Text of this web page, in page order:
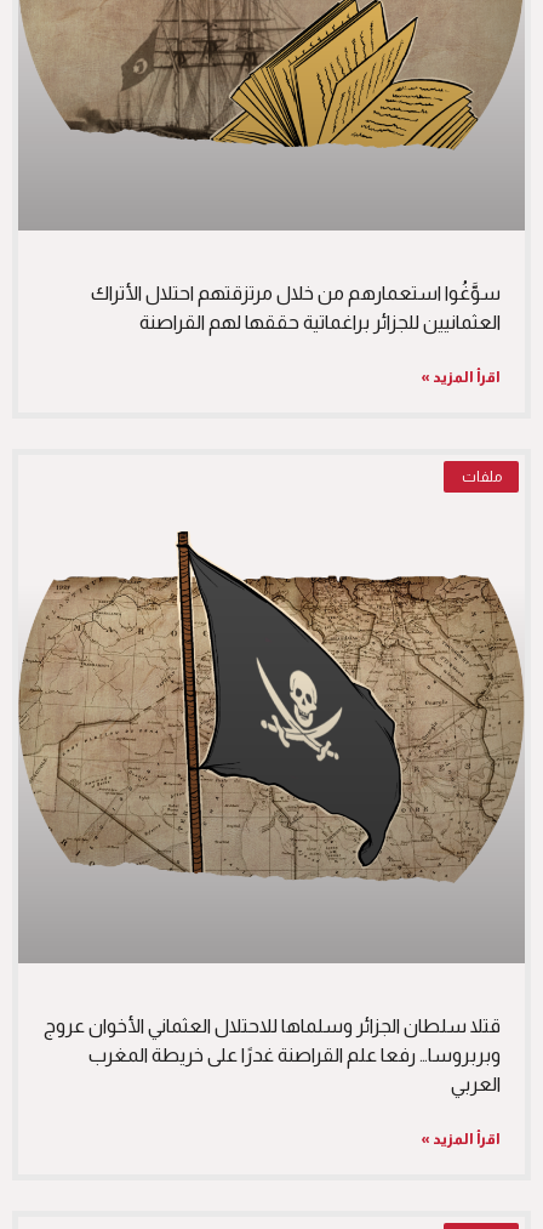
سوَّغُوا استعمارهم من خلال مرتزقتهم احتلال الأتراك
العثمانيين للجزائر براغماتية حققها لهم القراصنة
اقرأ المزيد »
ملفات
قتلا سلطان الجزائر وسلماها للاحتلال العثماني الأخوان عروج
وبربروسا… رفعا علم القراصنة غدرًا على خريطة المغرب
العربي
اقرأ المزيد »